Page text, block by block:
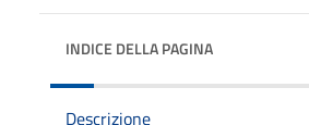
INDICE DELLA PAGINA
Descrizione